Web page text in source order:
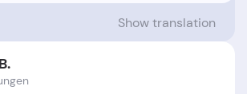
Show translation